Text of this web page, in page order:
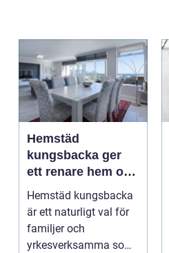
Hemstäd
kungsbacka ger
ett renare hem och
en lugnare vardag
Hemstäd kungsbacka
är ett naturligt val för
familjer och
yrkesverksamma som